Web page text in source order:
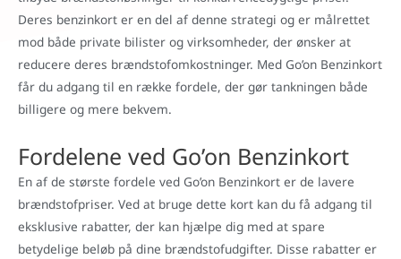
Deres benzinkort er en del af denne strategi og er målrettet
mod både private bilister og virksomheder, der ønsker at
reducere deres brændstofomkostninger. Med Go’on Benzinkort
får du adgang til en række fordele, der gør tankningen både
billigere og mere bekvem.
Fordelene ved Go’on Benzinkort
En af de største fordele ved Go’on Benzinkort er de lavere
brændstofpriser. Ved at bruge dette kort kan du få adgang til
eksklusive rabatter, der kan hjælpe dig med at spare
betydelige beløb på dine brændstofudgifter. Disse rabatter er